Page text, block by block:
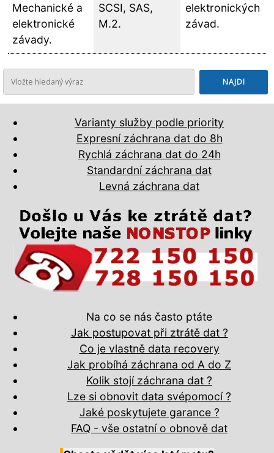
Mechanické a
elektronické
závady.
SCSI, SAS,
M.2.
elektronických
závad.
Varianty služby podle priority
Expresní záchrana dat do 8h
Rychlá záchrana dat do 24h
Standardní záchrana dat
Levná záchrana dat
Na co se nás často ptáte
Jak postupovat při ztrátě dat ?
Co je vlastně data recovery
Jak probíhá záchrana od A do Z
Kolik stojí záchrana dat ?
Lze si obnovit data svépomocí ?
Jaké poskytujete garance ?
FAQ - vše ostatní o obnově dat